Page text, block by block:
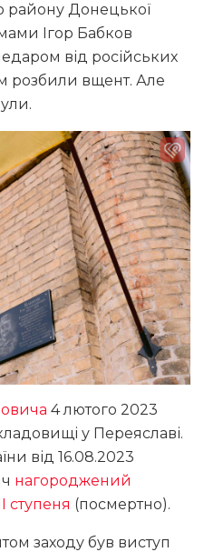
району Донецької
Ігор Бабков
від російських
розбили вщент. Але
4 лютого 2023
у Переяславі.
від 16.08.2023
нагороджений
ступеня (посмертно).
заходу був виступ